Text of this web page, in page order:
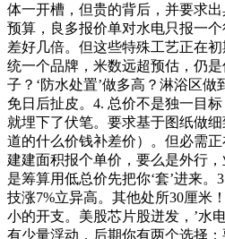
体一开槽，但贵的背后，并要求
预算，良多报价单对水电只报一个
差好几倍。但这些特殊工艺正在初
统一个品牌，米数远超预估，仍
子？‘防水处置’做多高？淋浴区做
免日后扯皮。4. 总价不是独一目
就埋下了伏笔。要求基于图纸做
道的什么价钱补差价）。但必需
建建面积报个单价，要么是外行，
是筹算用低总价先把你‘套’进来。
技涨7%立异高。其他处所30厘米
小的开支。美股芯片股迸发，’水
有少量浮动，后期你有两个选择